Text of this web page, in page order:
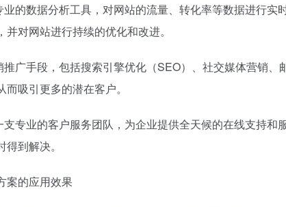
的数据分析工具，对网站的流量、转化率等数据进行实
对网站进行持续的优化和改进。
广手段，包括搜索引擎优化（SEO）、社交媒体营销、
吸引更多的潜在客户。
专业的客户服务团队，为企业提供全天候的在线支持和
到解决。
案的应用效果